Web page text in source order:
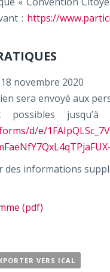
: https://
novembre 2020
sera envoyé aux
possibles
d/e/
informations
(pdf)
VERS ICAL